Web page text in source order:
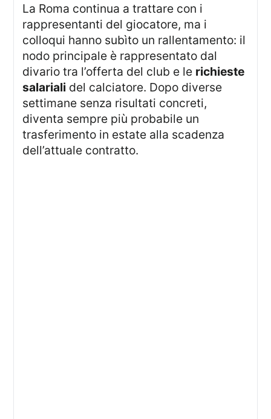
La Roma continua a trattare con i
rappresentanti del giocatore, ma i
colloqui hanno subìto un rallentamento: il
nodo principale è rappresentato dal
divario tra l’offerta del club e le richieste
salariali del calciatore. Dopo diverse
settimane senza risultati concreti,
diventa sempre più probabile un
trasferimento in estate alla scadenza
dell’attuale contratto.